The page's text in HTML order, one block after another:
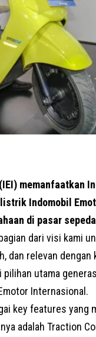
memanfaatkan
Indomobil
di pasar
dari visi kami
dan relevan
utama
Internasional.
key features yang
adalah Traction